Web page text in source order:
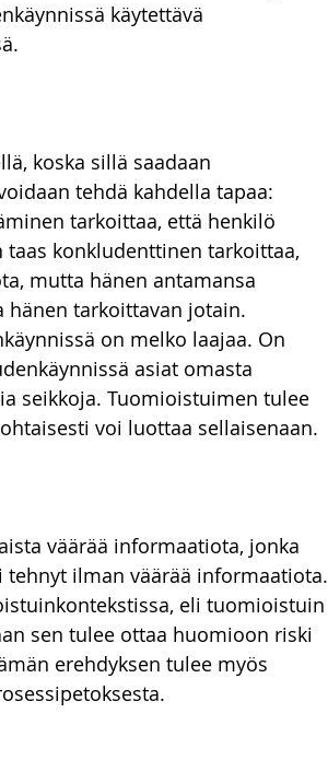
käytettävä
koska sillä saadaan
tehdä kahdella tapaa:
tarkoittaa, että henkilö
konkludenttinen tarkoittaa,
mutta hänen antamansa
tarkoittavan jotain.
on melko laajaa. On
asiat omasta
seikkoja. Tuomioistuimen tulee
voi luottaa sellaisenaan.
väärää informaatiota, jonka
tehnyt ilman väärää informaatiota.
eli tuomioistuin
sen tulee ottaa huomioon riski
erehdyksen tulee myös